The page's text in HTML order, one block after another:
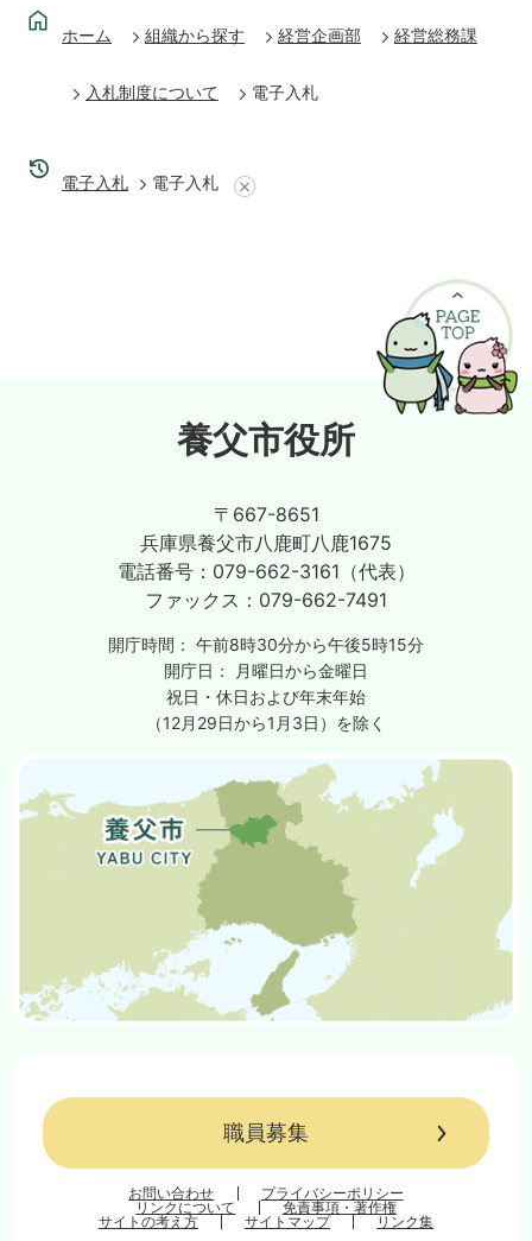
ホーム 組織から探す 経営企画部 経営総務課
入札制度について 電子入札
電子入札 電子入札
養父市役所
〒667-8651
兵庫県養父市八鹿町八鹿1675
電話番号： 079-662-3161（代表）
ファックス： 079-662-7491
開庁時間： 午前8時30分から午後5時15分
開庁日：
月曜日から金曜日
祝日・休日および年末年始
（12月29日から1月3日）を除く
職員募集
お問い合わせ
プライバシーポリシー
リンクについて
免責事項・著作権
サイトの考え方
サイトマップ リンク集